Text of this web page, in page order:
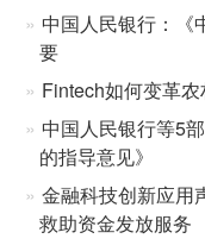
中国人民银行：《
要
Fintech如何变革
中国人民银行等5
的指导意见》
金融科技创新应用
救助资金发放服务